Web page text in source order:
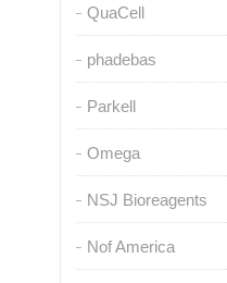
QuaCell
phadebas
Parkell
Omega
NSJ Bioreagents
Nof America